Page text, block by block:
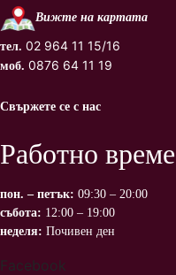
Вижте на картата
тел. 02 964 11 15/16
моб. 0876 64 11 19
Свържете се с нас
Работно време
пон. – петък: 09:30 – 20:00
събота: 12:00 – 19:00
неделя: Почивен ден
Facebook